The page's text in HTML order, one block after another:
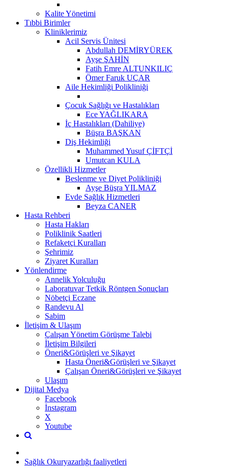
Kalite Yönetimi
Tıbbi Birimler
Kliniklerimiz
Acil Servis Ünitesi
Abdullah DEMİRYÜREK
Ayşe ŞAHİN
Fatih Emre ALTUNKILIÇ
Ömer Faruk UÇAR
Aile Hekimliği Polikliniği
Çocuk Sağlığı ve Hastalıkları
Ece YAĞLIKARA
İç Hastalıkları (Dahiliye)
Büşra BAŞKAN
Diş Hekimliği
Muhammed Yusuf ÇİFTÇİ
Umutcan KULA
Özellikli Hizmetler
Beslenme ve Diyet Polikliniği
Ayşe Büşra YILMAZ
Evde Sağlık Hizmetleri
Beyza CANER
Hasta Rehberi
Hasta Hakları
Poliklinik Saatleri
Refaketçi Kuralları
Şehrimiz
Ziyaret Kuralları
Yönlendirme
Annelik Yolculuğu
Laboratuvar Tetkik Röntgen Sonuçları
Nöbetçi Eczane
Randevu Al
Sabim
İletişim & Ulaşım
Çalışan Yönetim Görüşme Talebi
İletişim Bilgileri
Öneri&Görüşleri ve Şikayet
Hasta Öneri&Görüşleri ve Şikayet
Çalışan Öneri&Görüşleri ve Şikayet
Ulaşım
Dijital Medya
Facebook
İnstagram
X
Youtube
Sağlık Okuryazarlığı faaliyetleri